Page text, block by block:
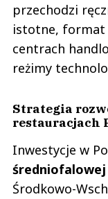
przechodzi
istotne, format
centrach
reżimy
Strategia
restauracjach
Inwestycje w
Środkowo-